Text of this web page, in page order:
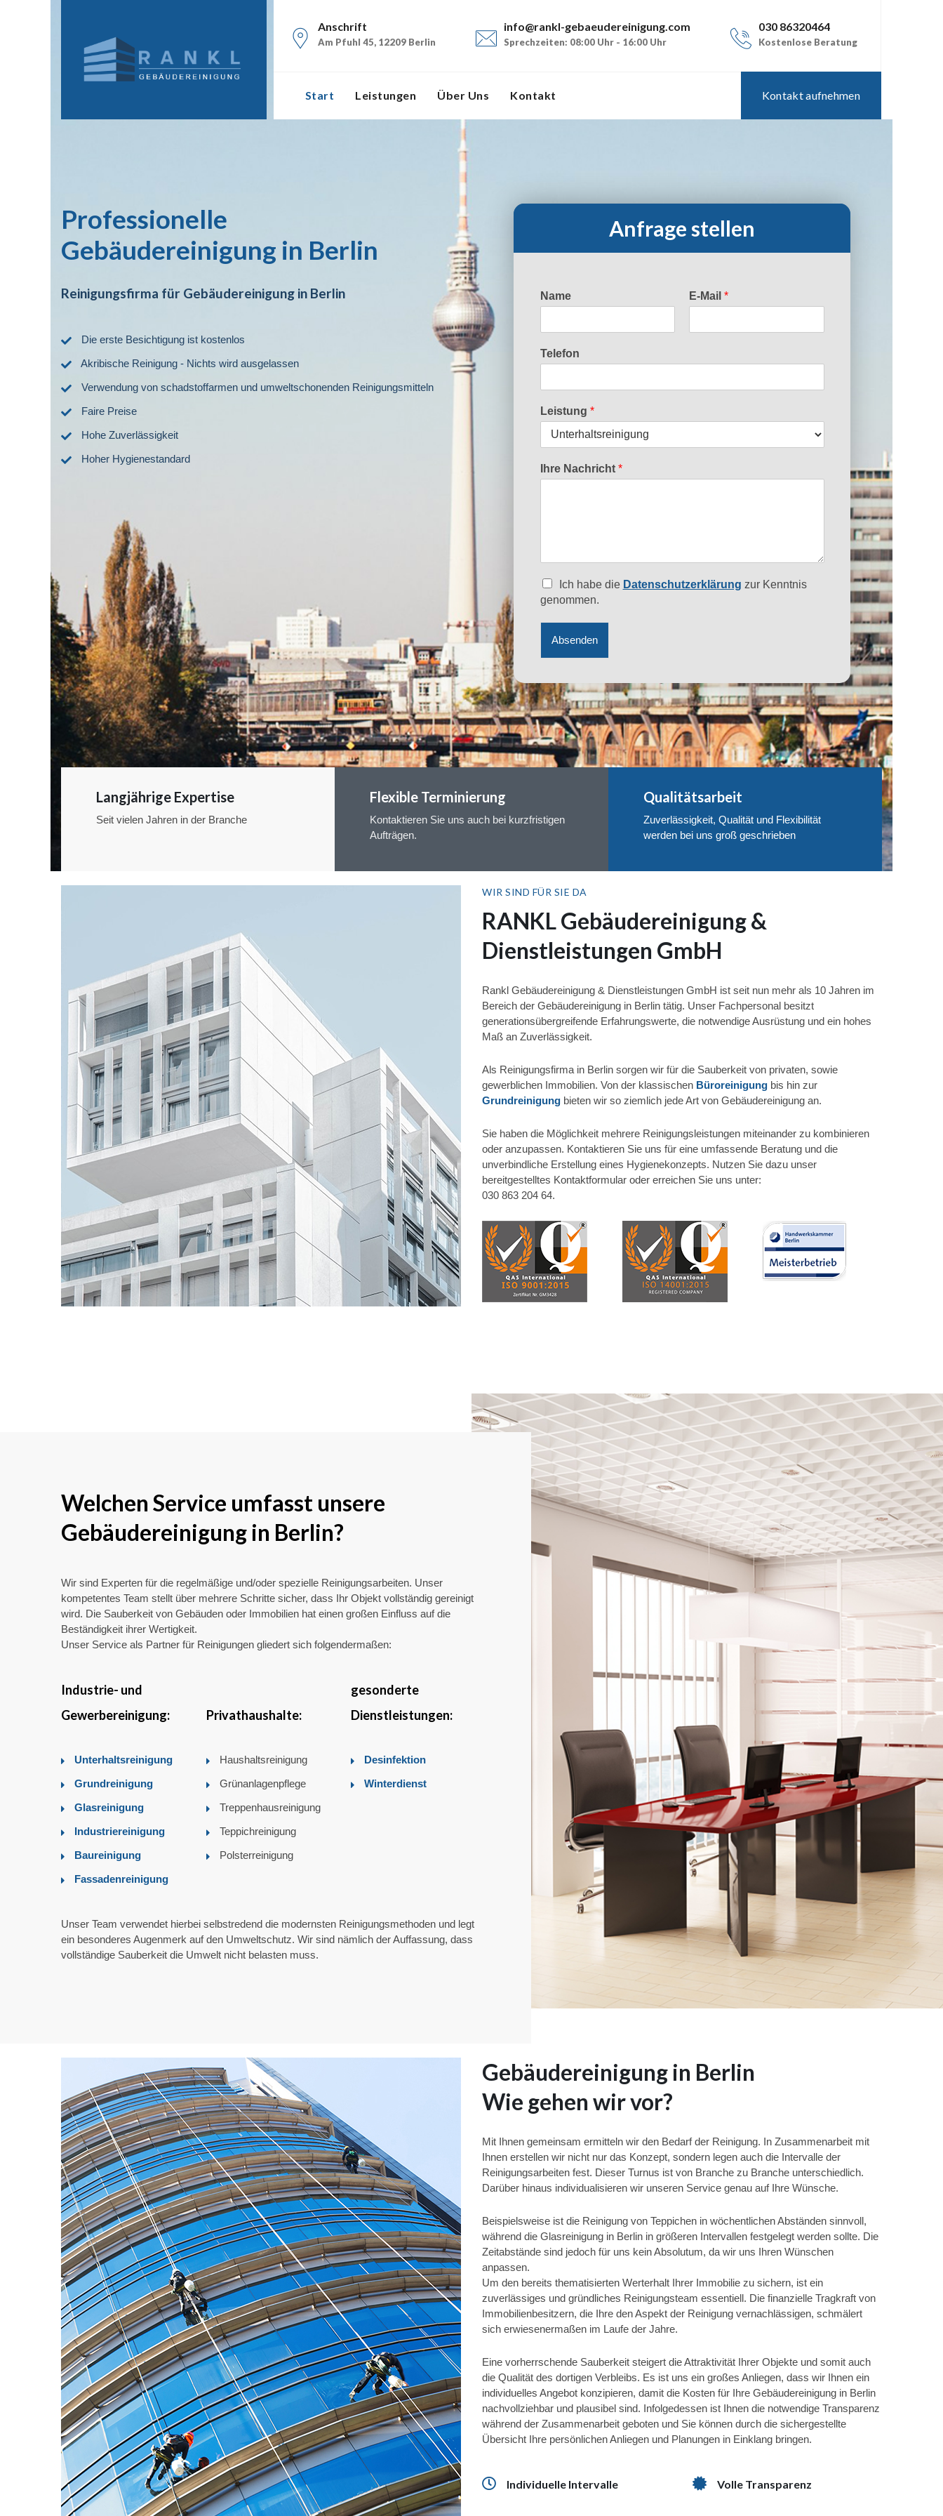
Anschrift
Am Pfuhl 45, 12209 Berlin
info@rankl-gebaeudereinigung.com
Sprechzeiten: 08:00 Uhr - 16:00 Uhr
030 86320464
Kostenlose Beratung
Start Leistungen Über Uns Kontakt Kontakt aufnehmen
Professionelle
Gebäudereinigung in Berlin
Reinigungsfirma für Gebäudereinigung in Berlin
Die erste Besichtigung ist kostenlos
Akribische Reinigung - Nichts wird ausgelassen
Verwendung von schadstoffarmen und umweltschonenden Reinigungsmitteln
Faire Preise
Hohe Zuverlässigkeit
Hoher Hygienestandard
Anfrage stellen
Name E-Mail *
Telefon
Leistung *
Ihre Nachricht *
Ich habe die Datenschutzerklärung zur Kenntnis
genommen.
Absenden
Langjährige Expertise
Seit vielen Jahren in der Branche
Flexible Terminierung
Kontaktieren Sie uns auch bei kurzfristigen
Aufträgen.
Qualitätsarbeit
Zuverlässigkeit, Qualität und Flexibilität
werden bei uns groß geschrieben
WIR SIND FÜR SIE DA
RANKL Gebäudereinigung &
Dienstleistungen GmbH
Rankl Gebäudereinigung & Dienstleistungen GmbH ist seit nun mehr als 10 Jahren im
Bereich der Gebäudereinigung in Berlin tätig. Unser Fachpersonal besitzt
generationsübergreifende Erfahrungswerte, die notwendige Ausrüstung und ein hohes
Maß an Zuverlässigkeit.
Als Reinigungsfirma in Berlin sorgen wir für die Sauberkeit von privaten, sowie
gewerblichen Immobilien. Von der klassischen Büroreinigung bis hin zur
Grundreinigung bieten wir so ziemlich jede Art von Gebäudereinigung an.
Sie haben die Möglichkeit mehrere Reinigungsleistungen miteinander zu kombinieren
oder anzupassen. Kontaktieren Sie uns für eine umfassende Beratung und die
unverbindliche Erstellung eines Hygienekonzepts. Nutzen Sie dazu unser
bereitgestelltes Kontaktformular oder erreichen Sie uns unter:
030 863 204 64.
Welchen Service umfasst unsere
Gebäudereinigung in Berlin?
Wir sind Experten für die regelmäßige und/oder spezielle Reinigungsarbeiten. Unser
kompetentes Team stellt über mehrere Schritte sicher, dass Ihr Objekt vollständig gereinigt
wird. Die Sauberkeit von Gebäuden oder Immobilien hat einen großen Einfluss auf die
Beständigkeit ihrer Wertigkeit.
Unser Service als Partner für Reinigungen gliedert sich folgendermaßen:
Industrie- und
Gewerbereinigung:
Unterhaltsreinigung
Grundreinigung
Glasreinigung
Industriereinigung
Baureinigung
Fassadenreinigung
Privathaushalte:
Haushaltsreinigung
Grünanlagenpflege
Treppenhausreinigung
Teppichreinigung
Polsterreinigung
gesonderte
Dienstleistungen:
Desinfektion
Winterdienst
Unser Team verwendet hierbei selbstredend die modernsten Reinigungsmethoden und legt
ein besonderes Augenmerk auf den Umweltschutz. Wir sind nämlich der Auffassung, dass
vollständige Sauberkeit die Umwelt nicht belasten muss.
Gebäudereinigung in Berlin
Wie gehen wir vor?
Mit Ihnen gemeinsam ermitteln wir den Bedarf der Reinigung. In Zusammenarbeit mit
Ihnen erstellen wir nicht nur das Konzept, sondern legen auch die Intervalle der
Reinigungsarbeiten fest. Dieser Turnus ist von Branche zu Branche unterschiedlich.
Darüber hinaus individualisieren wir unseren Service genau auf Ihre Wünsche.
Beispielsweise ist die Reinigung von Teppichen in wöchentlichen Abständen sinnvoll,
während die Glasreinigung in Berlin in größeren Intervallen festgelegt werden sollte. Die
Zeitabstände sind jedoch für uns kein Absolutum, da wir uns Ihren Wünschen
anpassen.
Um den bereits thematisierten Werterhalt Ihrer Immobilie zu sichern, ist ein
zuverlässiges und gründliches Reinigungsteam essentiell. Die finanzielle Tragkraft von
Immobilienbesitzern, die Ihre den Aspekt der Reinigung vernachlässigen, schmälert
sich erwiesenermaßen im Laufe der Jahre.
Eine vorherrschende Sauberkeit steigert die Attraktivität Ihrer Objekte und somit auch
die Qualität des dortigen Verbleibs. Es ist uns ein großes Anliegen, dass wir Ihnen ein
individuelles Angebot konzipieren, damit die Kosten für Ihre Gebäudereinigung in Berlin
nachvollziehbar und plausibel sind. Infolgedessen ist Ihnen die notwendige Transparenz
während der Zusammenarbeit geboten und Sie können durch die sichergestellte
Übersicht Ihre persönlichen Anliegen und Planungen in Einklang bringen.
Individuelle Intervalle Volle Transparenz